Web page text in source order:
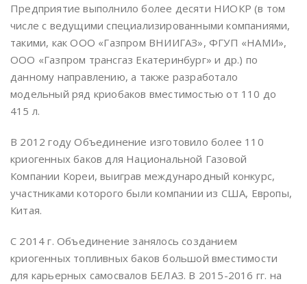
Предприятие выполнило более десяти НИОКР (в том
числе с ведущими специализированными компаниями,
такими, как ООО «Газпром ВНИИГАЗ», ФГУП «НАМИ»,
ООО «Газпром трансгаз Екатеринбург» и др.) по
данному направлению, а также разработало
модельный ряд криобаков вместимостью от 110 до
415 л.
В 2012 году Объединение изготовило более 110
криогенных баков для Национальной Газовой
Компании Кореи, выиграв международный конкурс,
участниками которого были компании из США, Европы,
Китая.
С 2014 г. Объединение занялось созданием
криогенных топливных баков большой вместимости
для карьерных самосвалов БЕЛАЗ. В 2015-2016 гг. на